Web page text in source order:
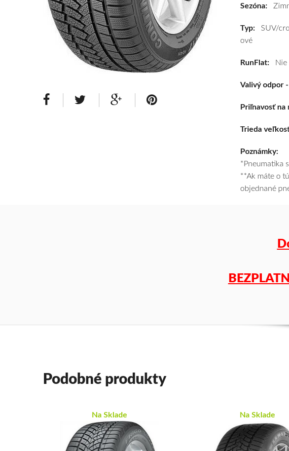
Sezóna:
Typ: SUV/
ové
RunFlat: Nie
Valivý odpor
Priľnavosť na
Trieda
Poznámky:
*Pneumatika
**Ak máte o
objednané
Podobné produkty
Na Sklade Na Sklade